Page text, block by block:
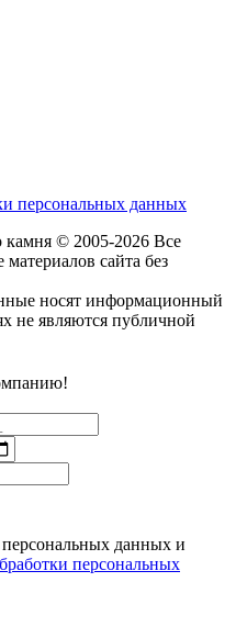
персональных данных
камня © 2005-2026 Все
сайта без
носят информационный
не являются публичной
персональных данных и
персональных